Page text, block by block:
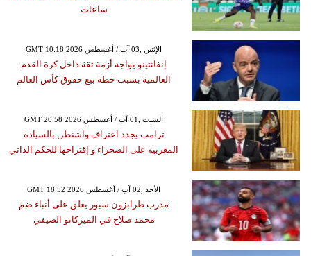
ساعات
GMT 10:18 2026 الإثنين ,03 آب / أغسطس
إنفانتينو يواجه أزمة ثقة داخل كرة القدم
العالمية بسبب خطة بيع حقوق كأس العالم
GMT 20:58 2026 السبت ,01 آب / أغسطس
ترامب يجدد اعتراف واشنطن بالسيادة
المغربية على الصحراء و إقتراحها للحكم الذاتي
GMT 18:52 2026 الأحد ,02 آب / أغسطس
مدرب طرابزون سبور يعلق على أنباء ضم
محمد صلاح في الميركاتو الصيفي